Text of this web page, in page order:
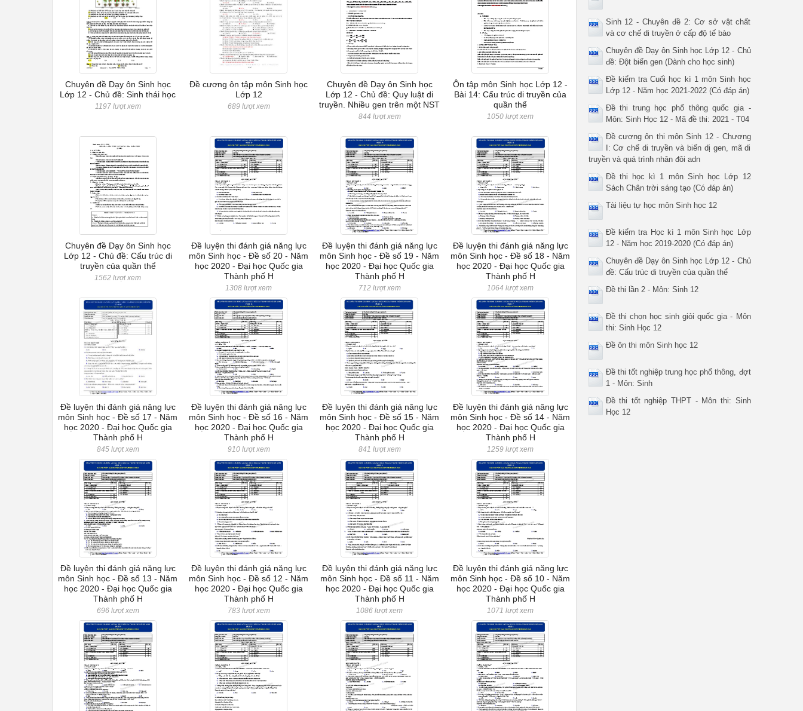
Chuyên đề Dạy ôn Sinh học
Lớp 12 - Chủ đề: Sinh thái học
1197 lượt xem
Đề cương ôn tập môn Sinh học
Lớp 12
689 lượt xem
Chuyên đề Dạy ôn Sinh học
Lớp 12 - Chủ đề: Quy luật di
truyền. Nhiều gen trên một NST
844 lượt xem
Ôn tập môn Sinh học Lớp 12 -
Bài 14: Cấu trúc di truyền của
quần thể
1050 lượt xem
Chuyên đề Dạy ôn Sinh học
Lớp 12 - Chủ đề: Cấu trúc di
truyền của quần thể
1562 lượt xem
Đề luyện thi đánh giá năng lực
môn Sinh học - Đề số 20 - Năm
học 2020 - Đại học Quốc gia
Thành phố H
1308 lượt xem
Đề luyện thi đánh giá năng lực
môn Sinh học - Đề số 19 - Năm
học 2020 - Đại học Quốc gia
Thành phố H
712 lượt xem
Đề luyện thi đánh giá năng lực
môn Sinh học - Đề số 18 - Năm
học 2020 - Đại học Quốc gia
Thành phố H
1064 lượt xem
Đề luyện thi đánh giá năng lực
môn Sinh học - Đề số 17 - Năm
học 2020 - Đại học Quốc gia
Thành phố H
845 lượt xem
Đề luyện thi đánh giá năng lực
môn Sinh học - Đề số 16 - Năm
học 2020 - Đại học Quốc gia
Thành phố H
910 lượt xem
Đề luyện thi đánh giá năng lực
môn Sinh học - Đề số 15 - Năm
học 2020 - Đại học Quốc gia
Thành phố H
841 lượt xem
Đề luyện thi đánh giá năng lực
môn Sinh học - Đề số 14 - Năm
học 2020 - Đại học Quốc gia
Thành phố H
1259 lượt xem
Đề luyện thi đánh giá năng lực
môn Sinh học - Đề số 13 - Năm
học 2020 - Đại học Quốc gia
Thành phố H
696 lượt xem
Đề luyện thi đánh giá năng lực
môn Sinh học - Đề số 12 - Năm
học 2020 - Đại học Quốc gia
Thành phố H
783 lượt xem
Đề luyện thi đánh giá năng lực
môn Sinh học - Đề số 11 - Năm
học 2020 - Đại học Quốc gia
Thành phố H
1086 lượt xem
Đề luyện thi đánh giá năng lực
môn Sinh học - Đề số 10 - Năm
học 2020 - Đại học Quốc gia
Thành phố H
1071 lượt xem
Sinh 12 - Chuyên đề 2: Cơ sở vật chất
và cơ chế di truyền ở cấp độ tế bào
Chuyên đề Dạy ôn Sinh học Lớp 12 - Chủ
đề: Đột biến gen (Dành cho học sinh)
Đề kiểm tra Cuối học kì 1 môn Sinh học
Lớp 12 - Năm học 2021-2022 (Có đáp án)
Đề thi trung học phổ thông quốc gia -
Môn: Sinh Học 12 - Mã đề thi: 2021 - T04
Đề cương ôn thi môn Sinh 12 - Chương
I: Cơ chế di truyền và biến dị gen, mã di
truyền và quá trình nhân đôi adn
Đề thi học kì 1 môn Sinh học Lớp 12
Sách Chân trời sáng tạo (Có đáp án)
Tài liệu tự học môn Sinh học 12
Đề kiểm tra Học kì 1 môn Sinh học Lớp
12 - Năm học 2019-2020 (Có đáp án)
Chuyên đề Dạy ôn Sinh học Lớp 12 - Chủ
đề: Cấu trúc di truyền của quần thể
Đề thi lần 2 - Môn: Sinh 12
Đề thi chọn học sinh giỏi quốc gia - Môn
thi: Sinh Học 12
Đề ôn thi môn Sinh học 12
Đề thi tốt nghiệp trung học phổ thông, đợt
1 - Môn: Sinh
Đề thi tốt nghiệp THPT - Môn thi: Sinh
Học 12